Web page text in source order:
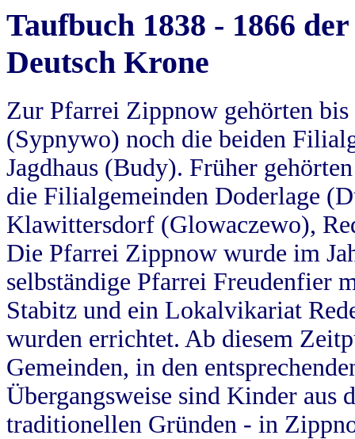
Taufbuch 1838 - 1866
Deutsch Krone
Zur Pfarrei Zippnow gehörten
(Sypnywo) noch die beiden
Jagdhaus (Budy). Früher
die Filialgemeinden Doderlage
Klawittersdorf (Glowaczewo),
Die Pfarrei Zippnow wurde im
selbständige Pfarrei Freudenfier
Stabitz und ein Lokalvikariat
wurden errichtet. Ab diesem
Gemeinden, in den
Übergangsweise sind Kinder aus
traditionellen Gründen - in